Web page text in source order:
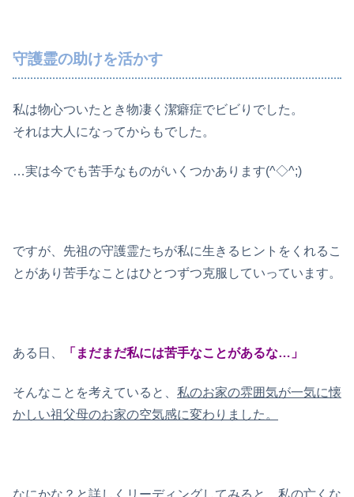
守護霊の助けを活かす
私は物心ついたとき物凄く潔癖症でビビりでした。
それは大人になってからもでした。
…実は今でも苦手なものがいくつかあります(^◇^;)
ですが、先祖の守護霊たちが私に生きるヒントをくれるこ
とがあり苦手なことはひとつずつ克服していっています。
ある日、 「まだまだ私には苦手なことがあるな…」
そんなことを考えていると、 私のお家の雰囲気が一気に懐
かしい祖父母のお家の空気感に変わりました。
なにかな？と詳しくリーディングしてみると、私の亡くな